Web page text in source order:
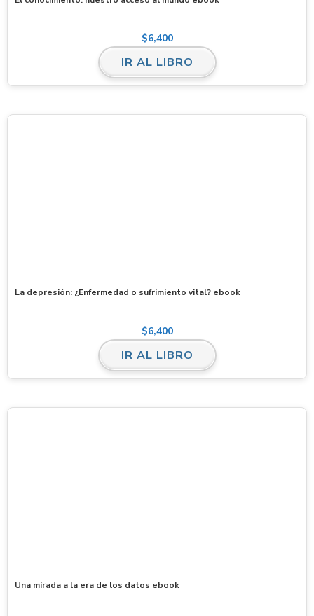
$6,400
IR AL LIBRO
La depresión: ¿Enfermedad o sufrimiento vital? ebook
$6,400
IR AL LIBRO
Una mirada a la era de los datos ebook